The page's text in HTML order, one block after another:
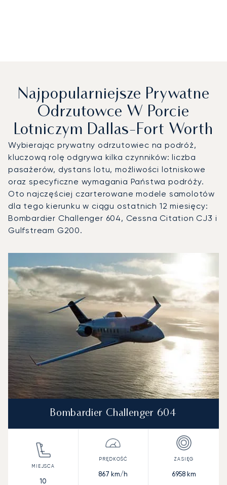
Najpopularniejsze Prywatne
Odrzutowce W Porcie
Lotniczym Dallas-Fort Worth
Wybierając prywatny odrzutowiec na podróż,
kluczową rolę odgrywa kilka czynników: liczba
pasażerów, dystans lotu, możliwości lotniskowe
oraz specyficzne wymagania Państwa podróży.
Oto najczęściej czarterowane modele samolotów
dla tego kierunku w ciągu ostatnich 12 miesięcy:
Bombardier Challenger 604, Cessna Citation CJ3 i
Gulfstream G200.
Model samolotu
Miejsca
Prędkość (km/h) Prędkość (węzły) Zasięg (km)
Zasięg (NM)
Bombardier Challenger 604
10
867 km/h 6958km